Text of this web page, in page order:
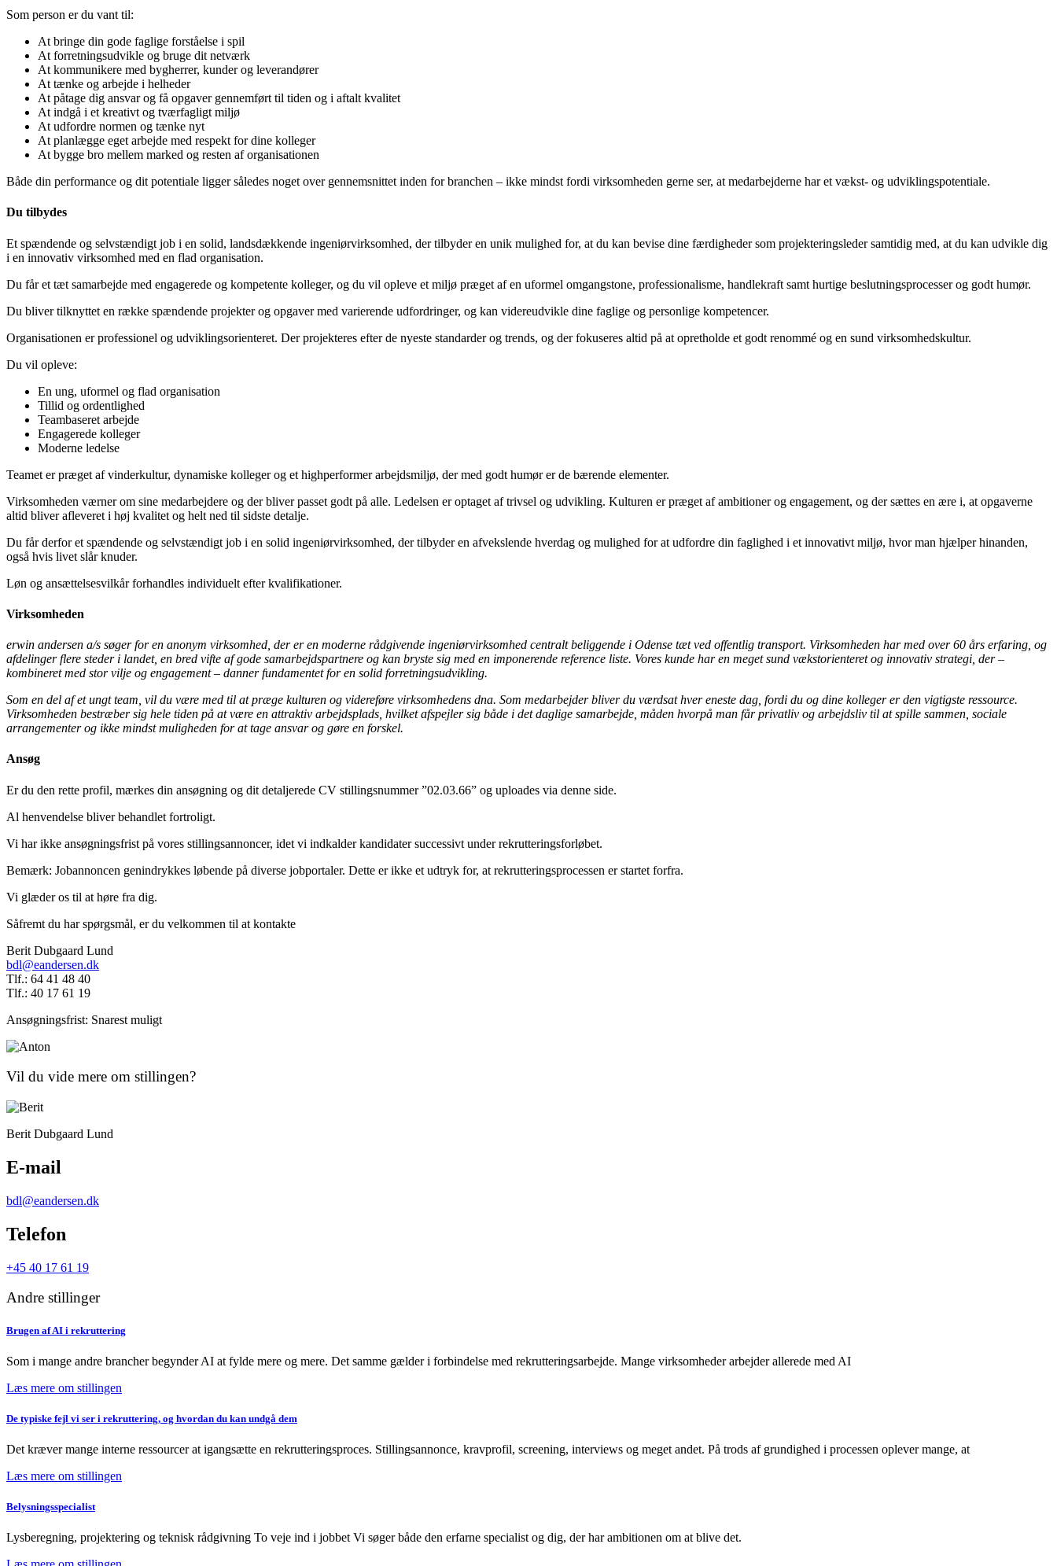
Som person er du vant til:
At bringe din gode faglige forståelse i spil
At forretningsudvikle og bruge dit netværk
At kommunikere med bygherrer, kunder og leverandører
At tænke og arbejde i helheder
At påtage dig ansvar og få opgaver gennemført til tiden og i aftalt kvalitet
At indgå i et kreativt og tværfagligt miljø
At udfordre normen og tænke nyt
At planlægge eget arbejde med respekt for dine kolleger
At bygge bro mellem marked og resten af organisationen
Både din performance og dit potentiale ligger således noget over gennemsnittet inden for branchen – ikke mindst fordi virksomheden gerne ser, at medarbejderne har et vækst- og udviklingspotentiale.
Du tilbydes
Et spændende og selvstændigt job i en solid, landsdækkende ingeniørvirksomhed, der tilbyder en unik mulighed for, at du kan bevise dine færdigheder som projekteringsleder samtidig med, at du kan udvikle dig
i en innovativ virksomhed med en flad organisation.
Du får et tæt samarbejde med engagerede og kompetente kolleger, og du vil opleve et miljø præget af en uformel omgangstone, professionalisme, handlekraft samt hurtige beslutningsprocesser og godt humør.
Du bliver tilknyttet en række spændende projekter og opgaver med varierende udfordringer, og kan videreudvikle dine faglige og personlige kompetencer.
Organisationen er professionel og udviklingsorienteret. Der projekteres efter de nyeste standarder og trends, og der fokuseres altid på at opretholde et godt renommé og en sund virksomhedskultur.
Du vil opleve:
En ung, uformel og flad organisation
Tillid og ordentlighed
Teambaseret arbejde
Engagerede kolleger
Moderne ledelse
Teamet er præget af vinderkultur, dynamiske kolleger og et highperformer arbejdsmiljø, der med godt humør er de bærende elementer.
Virksomheden værner om sine medarbejdere og der bliver passet godt på alle. Ledelsen er optaget af trivsel og udvikling. Kulturen er præget af ambitioner og engagement, og der sættes en ære i, at opgaverne
altid bliver afleveret i høj kvalitet og helt ned til sidste detalje.
Du får derfor et spændende og selvstændigt job i en solid ingeniørvirksomhed, der tilbyder en afvekslende hverdag og mulighed for at udfordre din faglighed i et innovativt miljø, hvor man hjælper hinanden,
også hvis livet slår knuder.
Løn og ansættelsesvilkår forhandles individuelt efter kvalifikationer.
Virksomheden
erwin andersen a/s søger for en anonym virksomhed, der er en moderne rådgivende ingeniørvirksomhed centralt beliggende i Odense tæt ved offentlig transport. Virksomheden har med over 60 års erfaring, og
afdelinger flere steder i landet, en bred vifte af gode samarbejdspartnere og kan bryste sig med en imponerende reference liste. Vores kunde har en meget sund vækstorienteret og innovativ strategi, der –
kombineret med stor vilje og engagement – danner fundamentet for en solid forretningsudvikling.
Som en del af et ungt team, vil du være med til at præge kulturen og videreføre virksomhedens dna. Som medarbejder bliver du værdsat hver eneste dag, fordi du og dine kolleger er den vigtigste ressource.
Virksomheden bestræber sig hele tiden på at være en attraktiv arbejdsplads, hvilket afspejler sig både i det daglige samarbejde, måden hvorpå man får privatliv og arbejdsliv til at spille sammen, sociale
arrangementer og ikke mindst muligheden for at tage ansvar og gøre en forskel.
Ansøg
Er du den rette profil, mærkes din ansøgning og dit detaljerede CV stillingsnummer ”02.03.66” og uploades via denne side.
Al henvendelse bliver behandlet fortroligt.
Vi har ikke ansøgningsfrist på vores stillingsannoncer, idet vi indkalder kandidater successivt under rekrutteringsforløbet.
Bemærk: Jobannoncen genindrykkes løbende på diverse jobportaler. Dette er ikke et udtryk for, at rekrutteringsprocessen er startet forfra.
Vi glæder os til at høre fra dig.
Såfremt du har spørgsmål, er du velkommen til at kontakte
Berit Dubgaard Lund
bdl@eandersen.dk
Tlf.: 64 41 48 40
Tlf.: 40 17 61 19
Ansøgningsfrist: Snarest muligt
Vil du vide mere om stillingen?
Berit Dubgaard Lund
E-mail
bdl@eandersen.dk
Telefon
+45 40 17 61 19
Andre stillinger
Brugen af AI i rekruttering
Som i mange andre brancher begynder AI at fylde mere og mere. Det samme gælder i forbindelse med rekrutteringsarbejde. Mange virksomheder arbejder allerede med AI
Læs mere om stillingen
De typiske fejl vi ser i rekruttering, og hvordan du kan undgå dem
Det kræver mange interne ressourcer at igangsætte en rekrutteringsproces. Stillingsannonce, kravprofil, screening, interviews og meget andet. På trods af grundighed i processen oplever mange, at
Læs mere om stillingen
Belysningsspecialist
Lysberegning, projektering og teknisk rådgivning To veje ind i jobbet Vi søger både den erfarne specialist og dig, der har ambitionen om at blive det.